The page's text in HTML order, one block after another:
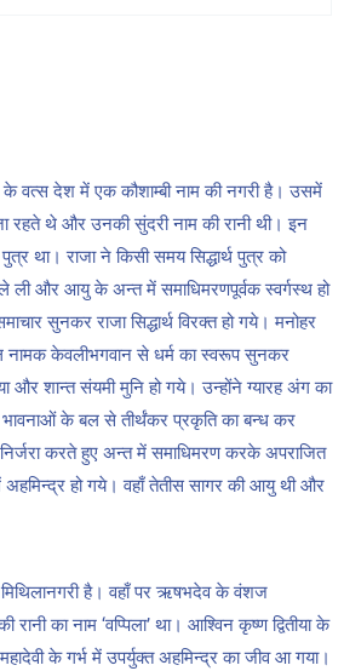
के वत्स देश में एक कौशाम्बी नाम की नगरी है। उसमें
रहते थे और उनकी सुंदरी नाम की रानी थी। इन
पुत्र था। राजा ने किसी समय सिद्धार्थ पुत्र को
ले ली और आयु के अन्त में समाधिमरणपूर्वक स्वर्गस्थ हो
सुनकर राजा सिद्धार्थ विरक्त हो गये। मनोहर
नामक केवलीभगवान से धर्म का स्वरूप सुनकर
और शान्त संयमी मुनि हो गये। उन्होंने ग्यारह अंग का
भावनाओं के बल से तीर्थंकर प्रकृति का बन्ध कर
करते हुए अन्त में समाधिमरण करके अपराजित
अहमिन्द्र हो गये। वहाँ तेतीस सागर की आयु थी और
मिथिलानगरी है। वहाँ पर ऋषभदेव के वंशज
रानी का नाम ‘वप्पिला’ था। आश्विन कृष्ण द्वितीया के
महादेवी के गर्भ में उपर्युक्त अहमिन्द्र का जीव आ गया।